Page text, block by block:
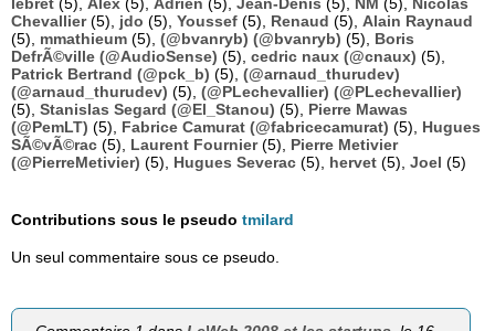
Chevallier(5), jdo (5), Youssef (5), Renaud (5), Alain Raynaud
(5), mmathieum (5), (@bvanryb) (@bvanryb) (5), Boris
DefrÃ©ville (@AudioSense) (5), cedric naux (@cnaux) (5),
Patrick Bertrand (@pck_b) (5), (@arnaud_thurudev)
(@arnaud_thurudev) (5), (@PLechevallier) (@PLechevallier)
(5), Stanislas Segard (@El_Stanou) (5), Pierre Mawas
(@PemLT) (5), Fabrice Camurat (@fabricecamurat) (5), Hugues
SÃ©vÃ©rac (5), Laurent Fournier(5), Pierre Metivier
(@PierreMetivier) (5), Hugues Severac (5), hervet (5), Joel (5)
Contributions sous le pseudo tmilard
Un seul commentaire sous ce pseudo.